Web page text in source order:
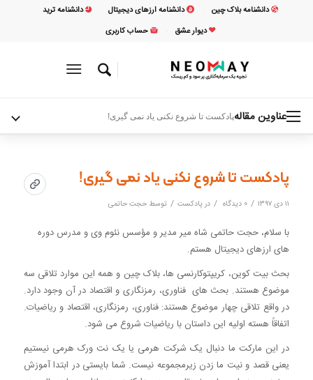
دانشنامه بلاک چین دانشنامه ارزهای دیجیتال
دانشنامه ترید
دیوار عشق
حساب کاربری
عناوین مقالهپادکست تا شروع نکنی یاد نمی گیری!
پادکست تا شروع نکنی یاد نمی گیری!
۱۱ دی ۱۳۹۷ / 0 دیدگاه / درپادکست / توسط حجت حاتمی
با سلام، حجت حاتمی شاه میر مدیر و مؤسس نئوم وی و مدرس دوره
های ارزهای دیجیتال هستم.
بحث بیت کوین، کریپتوکارنسی ها، بلاک چین و همه این موارد تلاقی سه
موضوع هستند. بحث های فناوری، رمزنگاری و اقتصاد در آن وجود دارد.
در واقع تلاقی چهار موضوع هستند: فناوری، رمزنگاری، اقتصاد و ریاضیات.
اتفاقاً هسته اولیه این داستان با ریاضیات شروع می شود.
در این مارکت ما دنبال یک شرکت هرمی یا یک نت ورک هرمی نیستیم
یعنی قصد و نیت ما زدن زیرمجموعه نیست. شما بایستی در ابتدا آموزش